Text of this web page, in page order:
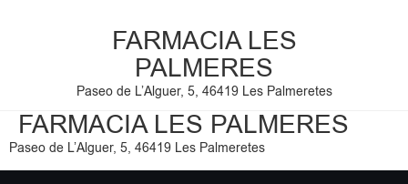
FARMACIA LES
PALMERES
Paseo de L’Alguer, 5, 46419 Les Palmeretes
FARMACIA LES PALMERES
Paseo de L’Alguer, 5, 46419 Les Palmeretes